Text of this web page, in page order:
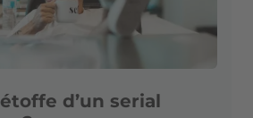
d’un serial